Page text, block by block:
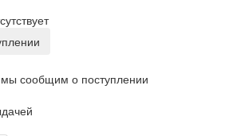
сообщим о поступлении